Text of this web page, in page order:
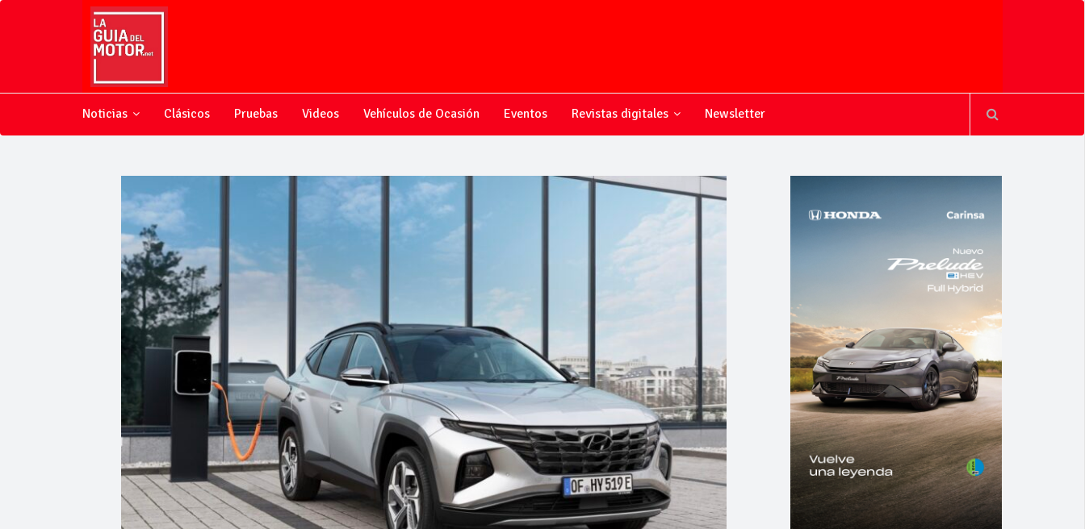
Noticias Clásicos Pruebas Videos Vehículos de Ocasión Eventos Revistas digitales Newsletter